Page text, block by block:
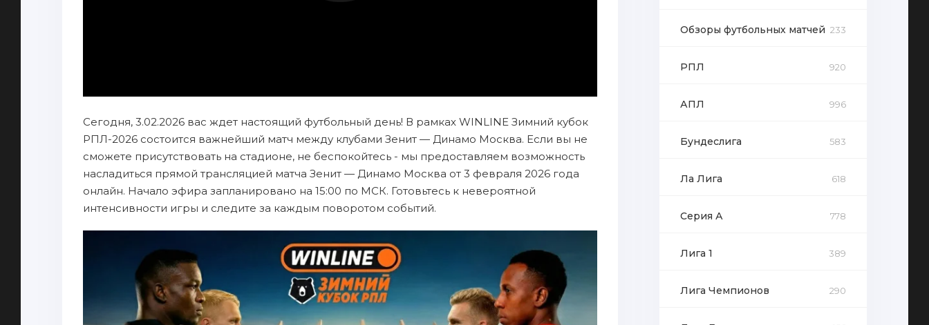
Сегодня, 3.02.2026 вас ждет настоящий футбольный день! В рамках WINLINE Зимний кубок
РПЛ-2026 состоится важнейший матч между клубами Зенит — Динамо Москва. Если вы не
сможете присутствовать на стадионе, не беспокойтесь - мы предоставляем возможность
насладиться прямой трансляцией матча Зенит — Динамо Москва от 3 февраля 2026 года
онлайн. Начало эфира запланировано на 15:00 по МСК. Готовьтесь к невероятной
интенсивности игры и следите за каждым поворотом событий.
Обзоры футбольных матчей 233
РПЛ 920
АПЛ 996
Бундеслига 583
Ла Лига 618
Серия А 778
Лига 1 389
Лига Чемпионов 290